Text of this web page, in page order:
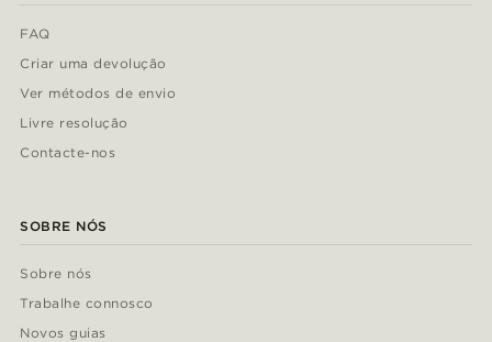
FAQ
Criar uma devolução
Ver métodos de envio
Livre resolução
Contacte-nos
SOBRE NÓS
Sobre nós
Trabalhe connosco
Novos guias